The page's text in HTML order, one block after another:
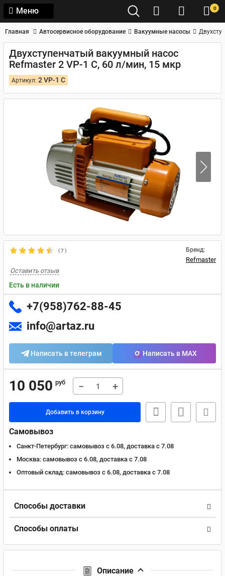
Меню 0
Главная Автосервисное оборудование Вакуумные насосы
Двухступенчатый вакуумный насос
Refmaster 2 VP-1 C, 60 л/мин, 15 мкр
Артикул: 2 VP-1 C
(7) Бренд:
Refmaster
Оставить отзыв
Есть в наличии
+7(958)762-88-45
info@artaz.ru
Написать в телеграм Написать в MAX
10 050 руб − +
Добавить в корзину
Самовывоз
Санкт-Петербург: самовывоз с 6.08, доставка c 7.08
Москва: самовывоз с 6.08, доставка c 7.08
Оптовый склад: самовывоз с 6.08, доставка c 7.08
Способы доставки
Способы оплаты
Описание